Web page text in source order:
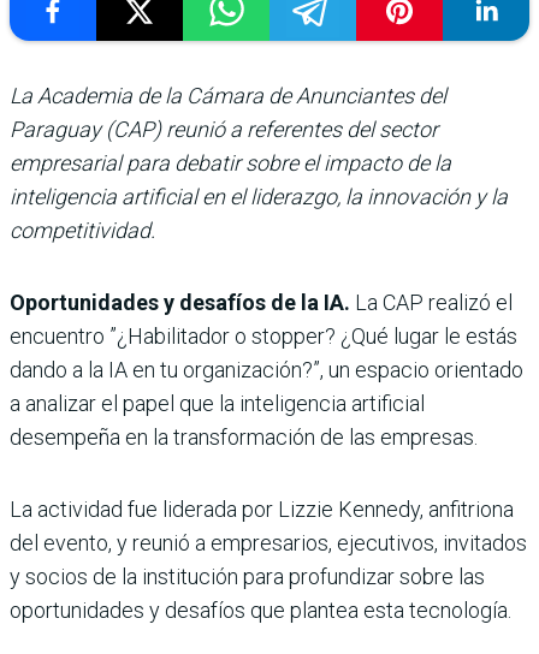
La Academia de la Cámara de Anunciantes del
Paraguay (CAP) reunió a referentes del sector
empresarial para debatir sobre el impacto de la
inteligencia artificial en el liderazgo, la innovación y la
competitividad.
Oportunidades y desafíos de la IA. La CAP realizó el
encuentro ”¿Habilitador o stopper? ¿Qué lugar le estás
dando a la IA en tu organización?”, un espacio orientado
a analizar el papel que la inteligencia artificial
desempeña en la transformación de las empresas.
La actividad fue liderada por Lizzie Kennedy, anfitriona
del evento, y reunió a empresarios, ejecutivos, invitados
y socios de la institución para profundizar sobre las
oportunidades y desafíos que plantea esta tecnología.